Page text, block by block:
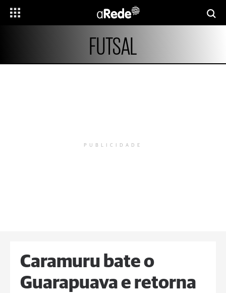
FUTSAL
PUBLICIDADE
Caramuru bate o
Guarapuava e retorna